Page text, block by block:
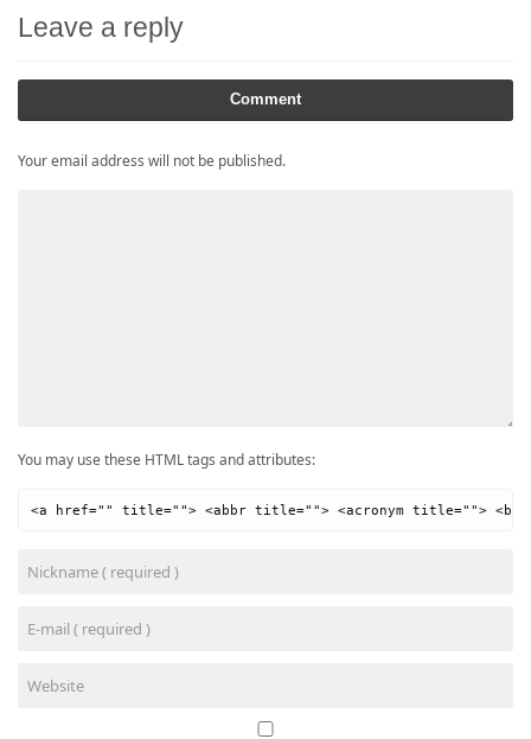
Leave a reply
Comment
Your email address will not be published.
You may use these HTML tags and attributes:
<a href="" title=""> <abbr title=""> <acronym title=""> <b>